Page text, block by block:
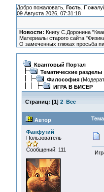
Добро пожаловать, Гость.
09 Августа 2026, 07:31:18
Новости: Книгу С.Доронина
Материалы старого сайта
О замеченных глюках просьба
Квантовый Портал
Тематические разделы
Философия
ИГРА В БИСЕР
Страниц: [1] 2 Все
Автор
Фанфутий
Пользователь
Сообщений: 111